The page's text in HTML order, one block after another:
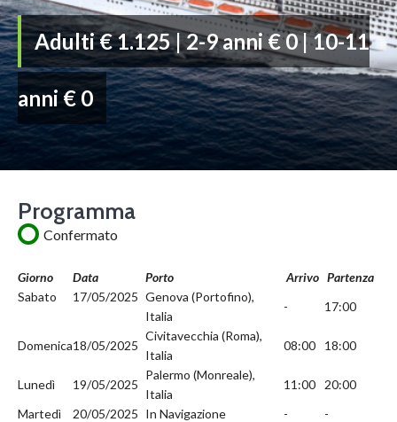
Adulti € 1.125 | 2-9 anni € 0 | 10-11
anni € 0
Programma
Confermato
Giorno Data Porto Arrivo Partenza
Sabato
17/05/2025 Genova (Portofino),
Italia
- 17:00
Domenica18/05/2025
Civitavecchia (Roma),
Italia
08:00 18:00
Lunedì 19/05/2025
Palermo (Monreale),
Italia
11:00
20:00
Martedì
20/05/2025 In Navigazione -
-